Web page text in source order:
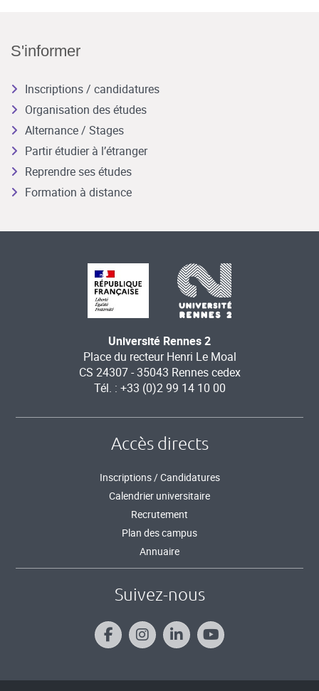
S'informer
Inscriptions / candidatures
Organisation des études
Alternance / Stages
Partir étudier à l’étranger
Reprendre ses études
Formation à distance
Université Rennes 2
Place du recteur Henri Le Moal
CS 24307 - 35043 Rennes cedex
Tél. : +33 (0)2 99 14 10 00
Accès directs
Inscriptions / Candidatures
Calendrier universitaire
Recrutement
Plan des campus
Annuaire
Suivez-nous